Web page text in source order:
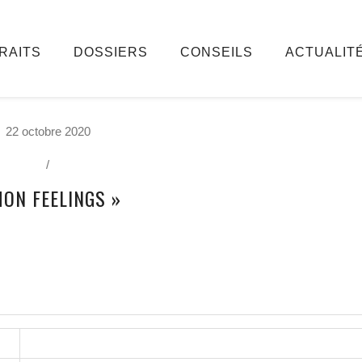
DOSSIERS CONSEILS
22 octobre 2020
/
FEELINGS »